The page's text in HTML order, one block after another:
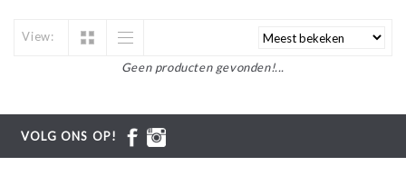
View:
Geen producten gevonden!...
VOLG ONS OP!